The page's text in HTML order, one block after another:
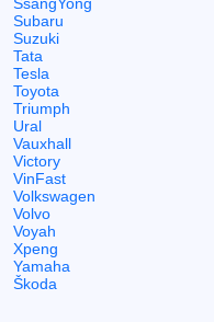
Subaru
Suzuki
Tata
Tesla
Toyota
Triumph
Ural
Vauxhall
Victory
VinFast
Volkswagen
Volvo
Voyah
Xpeng
Yamaha
Škoda